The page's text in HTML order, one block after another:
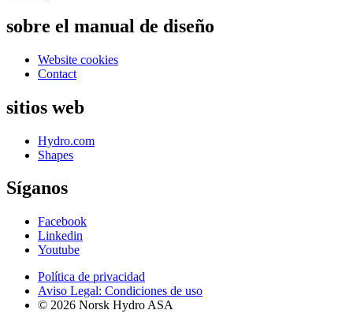
sobre el manual de diseño
Website cookies
Contact
sitios web
Hydro.com
Shapes
Síganos
Facebook
Linkedin
Youtube
Política de privacidad
Aviso Legal: Condiciones de uso
© 2026 Norsk Hydro ASA